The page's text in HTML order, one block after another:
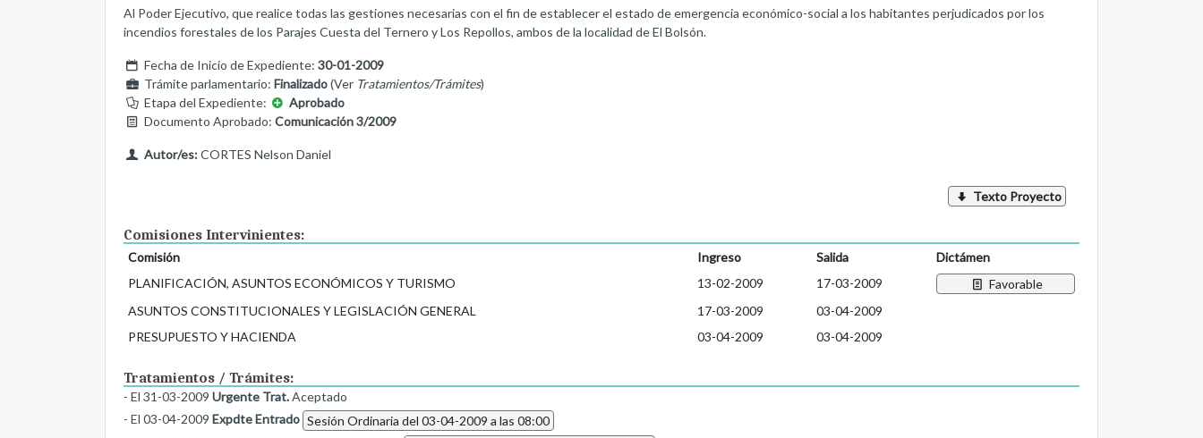
Al Poder Ejecutivo, que realice todas las gestiones necesarias con el fin de establecer el estado de emergencia económico-social a los habitantes perjudicados por los
incendios forestales de los Parajes Cuesta del Ternero y Los Repollos, ambos de la localidad de El Bolsón.
Fecha de Inicio de Expediente: 30-01-2009
Trámite parlamentario: Finalizado(Ver Tratamientos/Trámites)
Etapa del Expediente:
Aprobado
Documento Aprobado: Comunicación 3/2009
Autor/es:CORTES Nelson Daniel
Texto Proyecto
Comisiones Intervinientes:
Comisión Ingreso Salida
Dictámen
PLANIFICACIÓN, ASUNTOS ECONÓMICOS Y TURISMO
13-02-2009 17-03-2009
Favorable
ASUNTOS CONSTITUCIONALES Y LEGISLACIÓN GENERAL
17-03-2009
03-04-2009
PRESUPUESTO Y HACIENDA
03-04-2009 03-04-2009
Tratamientos / Trámites:
- El 31-03-2009 Urgente Trat.Aceptado
- El 03-04-2009 Expdte Entrado Sesión Ordinaria del 03-04-2009 a las 08:00